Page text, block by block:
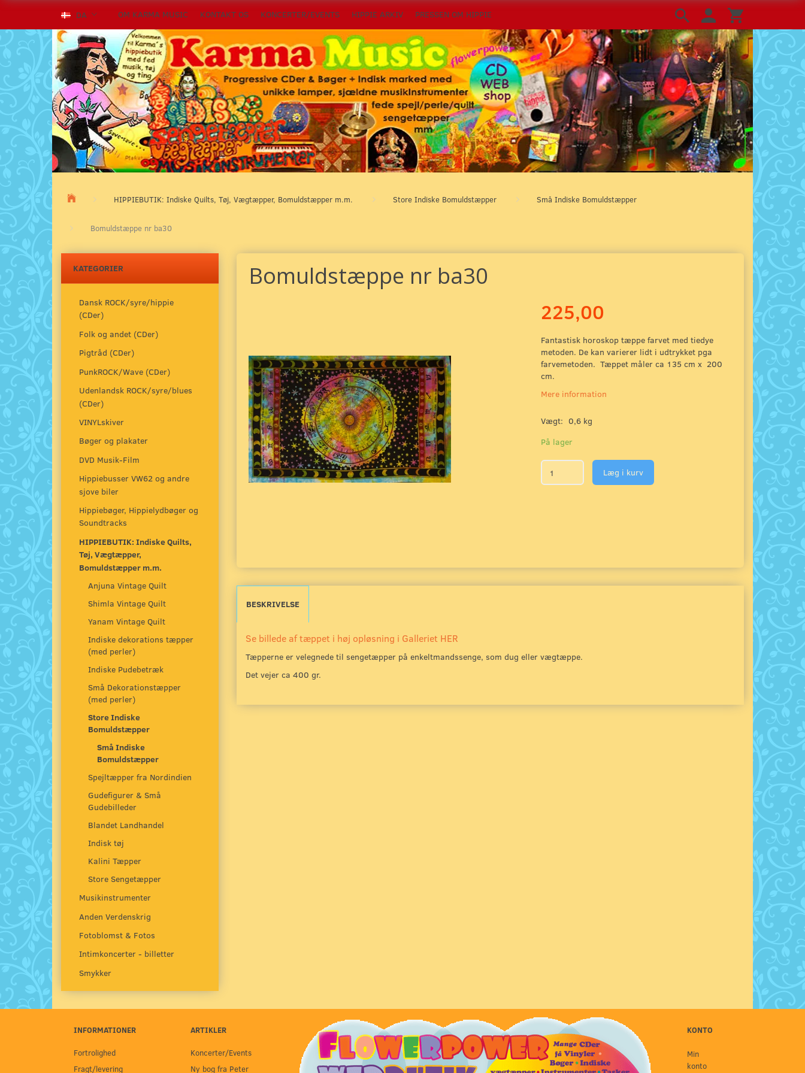
DA OM KARMA MUSIC KONTAKT OS KONCERTER/EVENTS HIPPIE ARKIV PRESSEN OM HIPPIE
HIPPIEBUTIK: Indiske Quilts, Tøj, Vægtæpper, Bomuldstæpper m.m. Store Indiske Bomuldstæpper Små Indiske Bomuldstæpper
Bomuldstæppe nr ba30
KATEGORIER
Dansk ROCK/syre/hippie
(CDer)
Folk og andet (CDer)
Pigtråd (CDer)
PunkROCK/Wave (CDer)
Udenlandsk ROCK/syre/blues
(CDer)
VINYLskiver
Bøger og plakater
DVD Musik-Film
Hippiebusser VW62 og andre
sjove biler
Hippiebøger, Hippielydbøger og
Soundtracks
HIPPIEBUTIK: Indiske Quilts,
Tøj, Vægtæpper,
Bomuldstæpper m.m.
Anjuna Vintage Quilt
Shimla Vintage Quilt
Yanam Vintage Quilt
Indiske dekorations tæpper
(med perler)
Indiske Pudebetræk
Små Dekorationstæpper
(med perler)
Store Indiske
Bomuldstæpper
Små Indiske
Bomuldstæpper
Spejltæpper fra Nordindien
Gudefigurer & Små
Gudebilleder
Blandet Landhandel
Indisk tøj
Kalini Tæpper
Store Sengetæpper
Musikinstrumenter
Anden Verdenskrig
Fotoblomst & Fotos
Intimkoncerter - billetter
Smykker
Bomuldstæppe nr ba30
225,00
Fantastisk horoskop tæppe farvet med tiedye
metoden. De kan varierer lidt i udtrykket pga
farvemetoden. Tæppet måler ca 135 cm x 200
cm.
Mere information
Vægt: 0,6 kg
På lager
Læg i kurv
BESKRIVELSE
Se billede af tæppet i høj opløsning i Galleriet HER
Tæpperne er velegnede til sengetæpper på enkeltmandssenge, som dug eller vægtæppe.
Det vejer ca 400 gr.
INFORMATIONER
Fortrolighed
Fragt/levering
ARTIKLER
Koncerter/Events
Ny bog fra Peter
KONTO
Min
konto